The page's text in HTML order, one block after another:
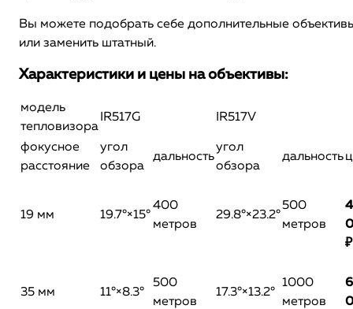
Вы можете подобрать себе дополнительные
или заменить штатный.
Характеристики и цены на объективы:
модель
тепловизора
IR517G IR517V
фокусное
расстояние
угол
обзора
дальность
угол
обзора
дальность
19 мм 19.7°×15°
400
метров
29.8°×23.2°
500
метров
₽
35 мм 11°×8.3°
500
метров
17.3°×13.2°
1000
метров